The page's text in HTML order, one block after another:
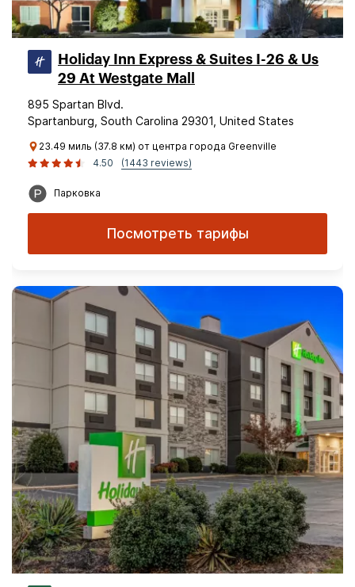
Holiday Inn Express & Suites I-26 & Us
29 At Westgate Mall
895 Spartan Blvd.
Spartanburg, South Carolina 29301, United States
23.49 миль (37.8 км) от центра города Greenville
4.50
(1443 reviews)
Парковка
Посмотреть тарифы